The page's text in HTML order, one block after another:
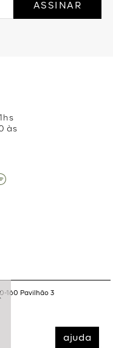
ajuda
ASSINAR
às
160 Pavilhão 3